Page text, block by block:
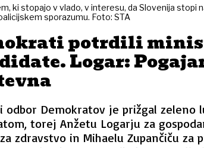
ki stopajo v vlado, v interesu, da Slovenija stopi
sporazumu. Foto: STA
potrdili
Logar:
odbor Demokratov je prižgal zeleno
torej Anžetu Logarju za
zdravstvo in Mihaelu Zupančiču za